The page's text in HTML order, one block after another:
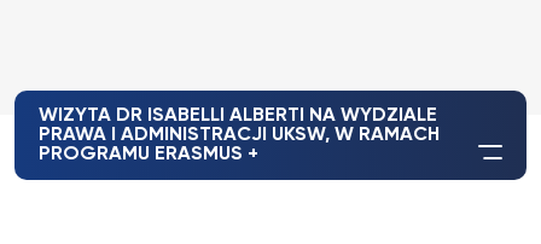
WIZYTA DR ISABELLI ALBERTI NA WYDZIALE
PRAWA I ADMINISTRACJI UKSW, W RAMACH
PROGRAMU ERASMUS +